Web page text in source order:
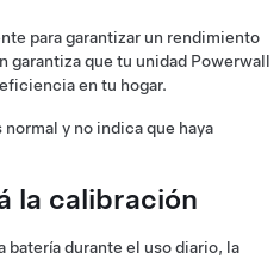
para garantizar un rendimiento
garantiza que tu unidad Powerwall
en tu hogar.
y no indica que haya
la calibración
batería durante el uso diario, la